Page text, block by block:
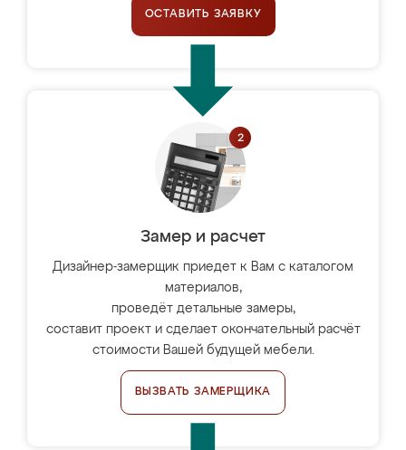
ОСТАВИТЬ ЗАЯВКУ
Замер и расчет
Дизайнер-замерщик приедет к Вам с каталогом
материалов,
проведёт детальные замеры,
составит проект и сделает окончательный расчёт
стоимости Вашей будущей мебели.
ВЫЗВАТЬ ЗАМЕРЩИКА